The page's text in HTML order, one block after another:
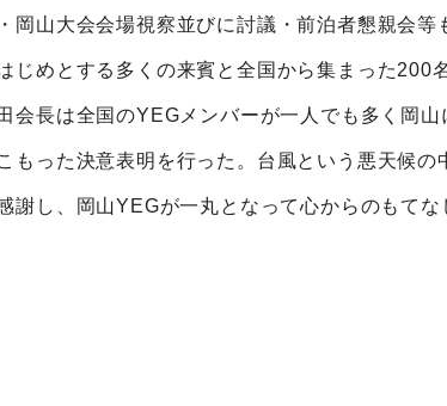
岡山大会会場視察並びに討議・前泊者懇親会等
じめとする多くの来賓と全国から集まった200
会長は全国のYEGメンバーが一人でも多く岡山
もった決意表明を行った。台風という悪天候の
謝し、岡山YEGが一丸となって心からのもてな